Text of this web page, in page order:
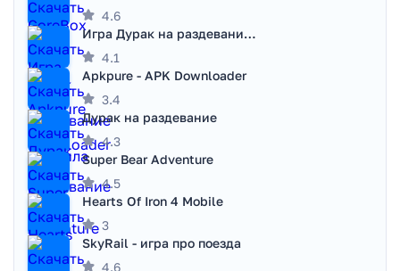
4.6
Игра Дурак на раздевание - Правила игры
4.1
Apkpure - APK Downloader
3.4
Дурак на раздевание
4.3
Super Bear Adventure
4.5
Hearts Of Iron 4 Mobile
3
SkyRail - игра про поезда
4.6